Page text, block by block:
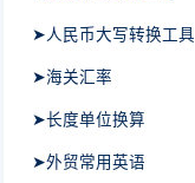
➤人民币大写转换工具
➤海关汇率
➤长度单位换算
➤外贸常用英语